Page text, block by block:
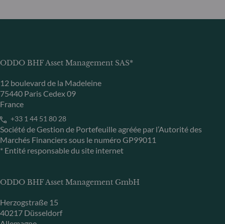
ODDO BHF Asset Management SAS*
12 boulevard de la Madeleine
75440 Paris Cedex 09
France
+33 1 44 51 80 28
Société de Gestion de Portefeuille agréée par l’Autorité des
Marchés Financiers sous le numéro GP99011
* Entité responsable du site internet
ODDO BHF Asset Management GmbH
Herzogstraße 15
40217 Düsseldorf